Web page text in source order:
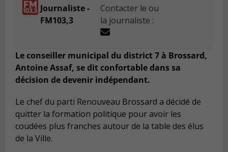
Journaliste -
FM103,3
Contacter le ou
la journaliste :
Le conseiller municipal du district 7 à Brossard,
Antoine Assaf, se dit confortable dans sa
décision de devenir indépendant.
Le chef du parti Renouveau Brossard a décidé de
quitter la formation politique pour avoir les
coudées plus franches autour de la table des élus
de la Ville.